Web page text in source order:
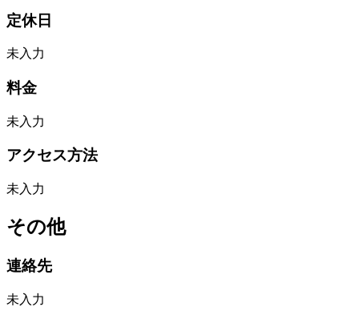
定休日
未入力
料金
未入力
アクセス方法
未入力
その他
連絡先
未入力